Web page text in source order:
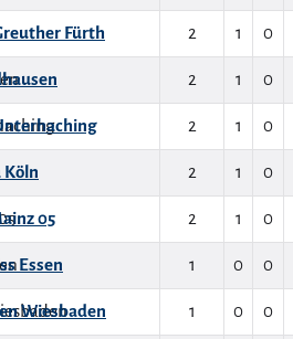
Fürth 2 1 0
2 1 0
2 1 0
2 1 0
05 2 1 0
Essen 1 0 0
Wiesbaden 1 0 0